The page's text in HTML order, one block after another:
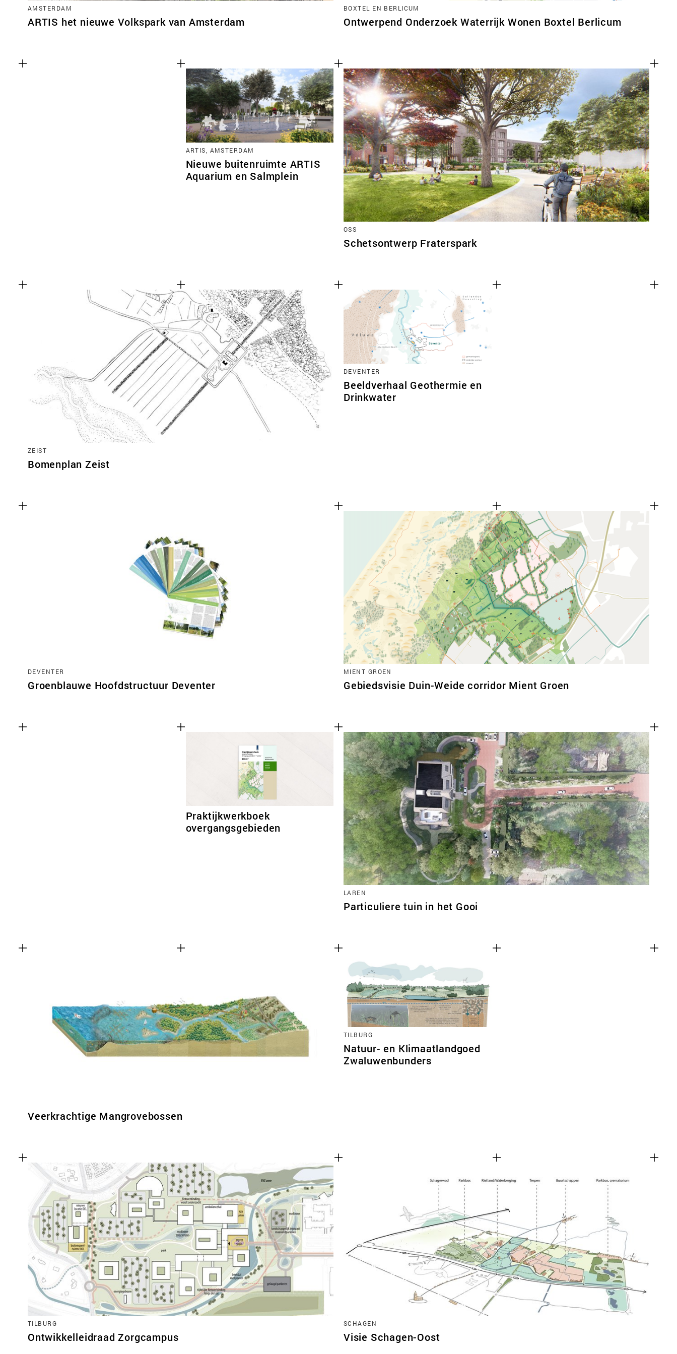
AMSTERDAM
ARTIS het nieuwe Volkspark van Amsterdam
BOXTEL EN BERLICUM
Ontwerpend Onderzoek Waterrijk Wonen Boxtel Berlicum
ARTIS, AMSTERDAM
Nieuwe buitenruimte ARTIS
Aquarium en Salmplein
OSS
Schetsontwerp Fraterspark
ZEIST
Bomenplan Zeist
DEVENTER
Beeldverhaal Geothermie en
Drinkwater
DEVENTER
Groenblauwe Hoofdstructuur Deventer
MIENT GROEN
Gebiedsvisie Duin-Weide corridor Mient Groen
Praktijkwerkboek
overgangsgebieden
LAREN
Particuliere tuin in het Gooi
Veerkrachtige Mangrovebossen
TILBURG
Natuur- en Klimaatlandgoed
Zwaluwenbunders
TILBURG
Ontwikkelleidraad Zorgcampus
SCHAGEN
Visie Schagen-Oost